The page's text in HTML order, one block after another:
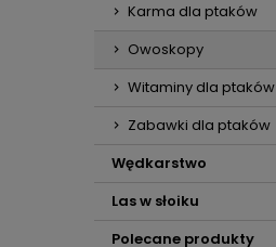
Karma dla ptaków
Owoskopy
Witaminy dla ptaków
Zabawki dla ptaków
Wędkarstwo
Las w słoiku
Polecane produkty